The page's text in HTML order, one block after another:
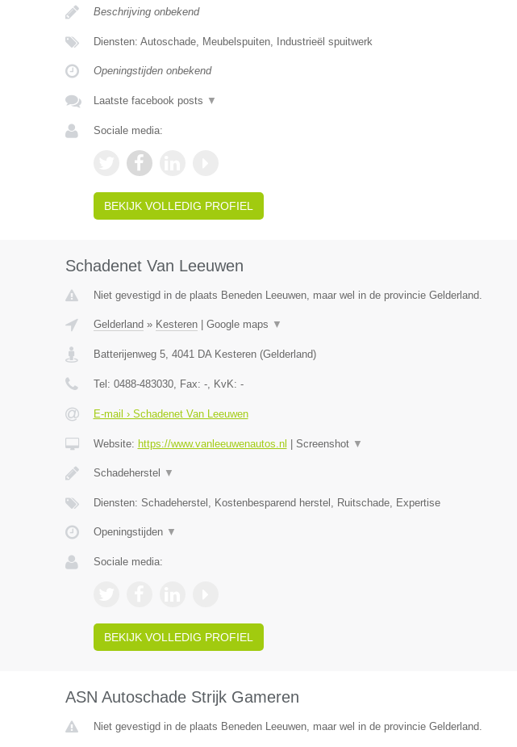
Beschrijving onbekend
Diensten: Autoschade, Meubelspuiten, Industrieël spuitwerk
Openingstijden onbekend
Laatste facebook posts ▼
Sociale media:
BEKIJK VOLLEDIG PROFIEL
Schadenet Van Leeuwen
Niet gevestigd in de plaats Beneden Leeuwen, maar wel in de provincie Gelderland.
Gelderland » Kesteren| Google maps ▼
Batterijenweg 5, 4041 DA Kesteren(Gelderland)
Tel: 0488-483030, Fax: -, KvK: -
E-mail › Schadenet Van Leeuwen
Website: https://www.vanleeuwenautos.nl Screenshot ▼
Schadeherstel ▼
Diensten: Schadeherstel, Kostenbesparend herstel, Ruitschade, Expertise
Openingstijden ▼
Sociale media:
BEKIJK VOLLEDIG PROFIEL
ASN Autoschade Strijk Gameren
Niet gevestigd in de plaats Beneden Leeuwen, maar wel in de provincie Gelderland.